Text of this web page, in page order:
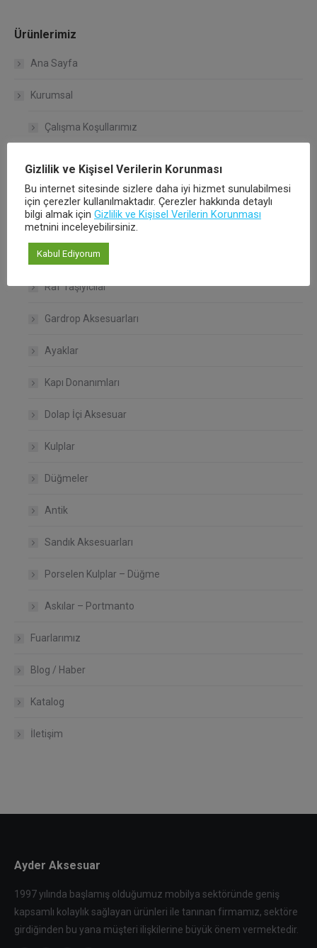
Ürünlerimiz
Ana Sayfa
Kurumsal
Çalışma Koşullarımız
Hakkımızda
Ürünlerimiz
Bağlantı Sistemleri
Raf Taşıyıcılar
Gardrop Aksesuarları
Ayaklar
Kapı Donanımları
Dolap İçi Aksesuar
Kulplar
Düğmeler
Antik
Sandık Aksesuarları
Porselen Kulplar – Düğme
Askılar – Portmanto
Fuarlarımız
Blog / Haber
Katalog
İletişim
Ayder Aksesuar
1997 yılında başlamış olduğumuz mobilya sektöründe geniş
kapsamlı kolaylık sağlayan ürünleri ile tanınan firmamız, sektöre
girdiğinden bu yana müşteri ilişkilerine büyük önem vermektedir.
Gizlilik ve Kişisel Verilerin Korunması
Bu internet sitesinde sizlere daha iyi hizmet sunulabilmesi
için çerezler kullanılmaktadır. Çerezler hakkında detaylı
bilgi almak için Gizlilik ve Kişisel Verilerin Korunması
metnini inceleyebilirsiniz.
Kabul Ediyorum